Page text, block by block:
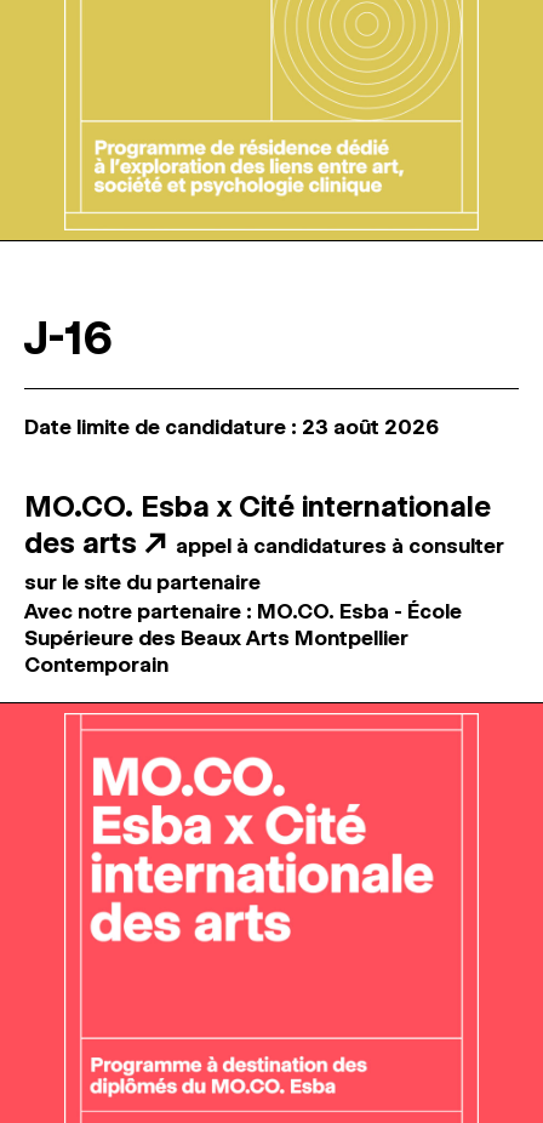
J-16
Date limite de candidature : 23 août 2026
MO.CO. Esba x Cité internationale
des arts ↗ appel à candidatures à consulter
sur le site du partenaire
Avec notre partenaire : MO.CO. Esba - École
Supérieure des Beaux Arts Montpellier
Contemporain